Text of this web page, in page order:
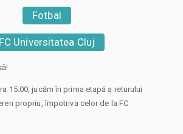
Fotbal
FC Universitatea Cluj
15:00, jucăm în prima etapă a returului
propriu, împotriva celor de la FC